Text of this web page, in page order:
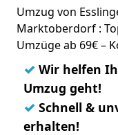
Umzug von
Marktoberdorf :
Umzüge ab 69€ –
✓ Wir helfen
Umzug geht!
✓ Schnell &
erhalten!